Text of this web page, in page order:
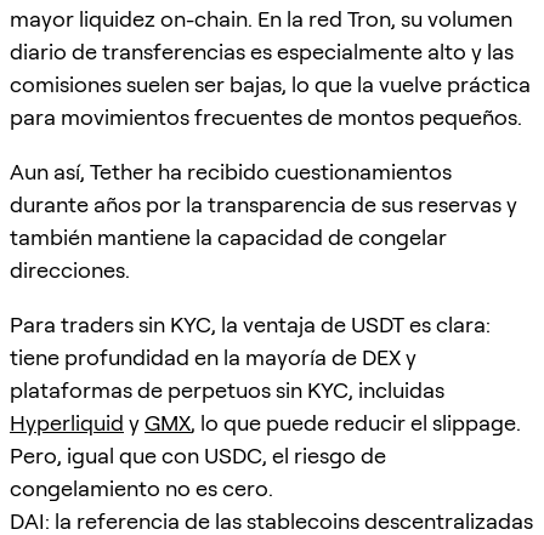
mayor liquidez on-chain. En la red Tron, su volumen
diario de transferencias es especialmente alto y las
comisiones suelen ser bajas, lo que la vuelve práctica
para movimientos frecuentes de montos pequeños.
Aun así, Tether ha recibido cuestionamientos
durante años por la transparencia de sus reservas y
también mantiene la capacidad de congelar
direcciones.
Para traders sin KYC, la ventaja de USDT es clara:
tiene profundidad en la mayoría de DEX y
plataformas de perpetuos sin KYC, incluidas
Hyperliquid yGMX, lo que puede reducir el slippage.
Pero, igual que con USDC, el riesgo de
congelamiento no es cero.
DAI: la referencia de las stablecoins descentralizadas